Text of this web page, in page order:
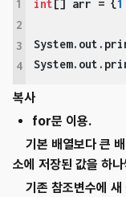
1
2
3
4
int [] arr = {1
복사
for문 이용.
기본 배열보다 큰
소에 저장된 값을 하
기존 참조변수에 새